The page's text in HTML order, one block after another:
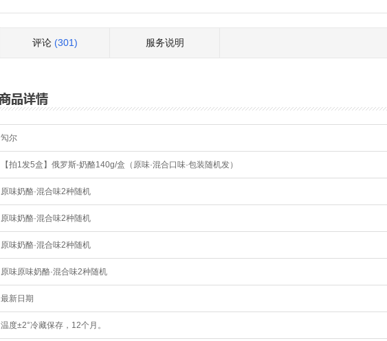
评论 (301) 服务说明
勼尔
【拍1发5盒】俄罗斯-奶酪140g/盒（原味·混合口味·包装随机发）
原味奶酪·混合味2种随机
原味奶酪·混合味2种随机
原味奶酪·混合味2种随机
原味原味奶酪·混合味2种随机
最新日期
温度±2°冷藏保存，12个月。